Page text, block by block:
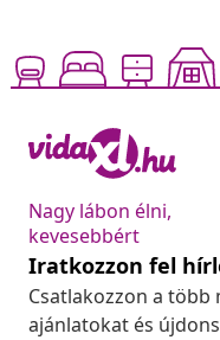
Nagy lábon élni,
kevesebbért
Iratkozzon fel
Csatlakozzon a több
ajánlatokat és